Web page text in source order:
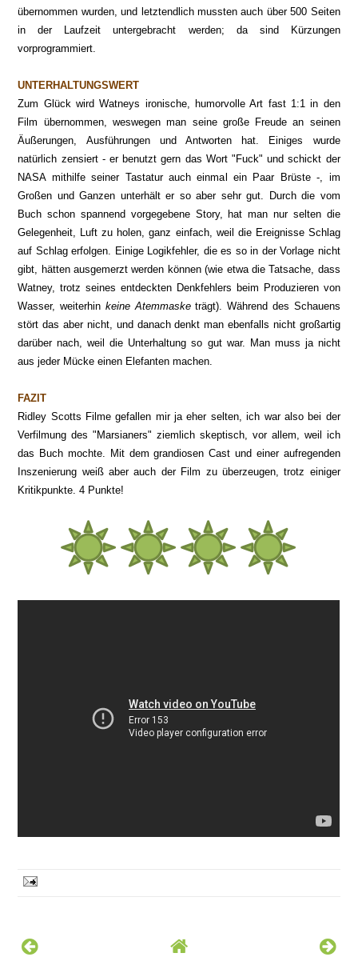
übernommen wurden, und letztendlich mussten auch über 500 Seiten
in der Laufzeit untergebracht werden; da sind Kürzungen
vorprogrammiert.
UNTERHALTUNGSWERT
Zum Glück wird Watneys ironische, humorvolle Art fast 1:1 in den
Film übernommen, weswegen man seine große Freude an seinen
Äußerungen, Ausführungen und Antworten hat. Einiges wurde
natürlich zensiert - er benutzt gern das Wort "Fuck" und schickt der
NASA mithilfe seiner Tastatur auch einmal ein Paar Brüste -, im
Großen und Ganzen unterhält er so aber sehr gut. Durch die vom
Buch schon spannend vorgegebene Story, hat man nur selten die
Gelegenheit, Luft zu holen, ganz einfach, weil die Ereignisse Schlag
auf Schlag erfolgen. Einige Logikfehler, die es so in der Vorlage nicht
gibt, hätten ausgemerzt werden können (wie etwa die Tatsache, dass
Watney, trotz seines entdeckten Denkfehlers beim Produzieren von
Wasser, weiterhin keine Atemmasketrägt). Während des Schauens
stört das aber nicht, und danach denkt man ebenfalls nicht großartig
darüber nach, weil die Unterhaltung so gut war. Man muss ja nicht
aus jeder Mücke einen Elefanten machen.
FAZIT
Ridley Scotts Filme gefallen mir ja eher selten, ich war also bei der
Verfilmung des "Marsianers" ziemlich skeptisch, vor allem, weil ich
das Buch mochte. Mit dem grandiosen Cast und einer aufregenden
Inszenierung weiß aber auch der Film zu überzeugen, trotz einiger
Kritikpunkte. 4 Punkte!